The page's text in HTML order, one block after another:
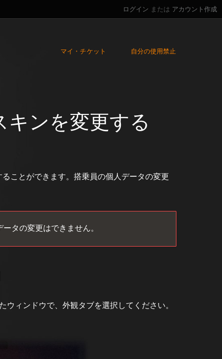
ログイン または アカウント作成
マイ・チケット 自分の使用禁止
キンを変更する
ことができます。搭乗員の個人データの変更
タの変更はできません。
ィンドウで、外観タブを選択してください。